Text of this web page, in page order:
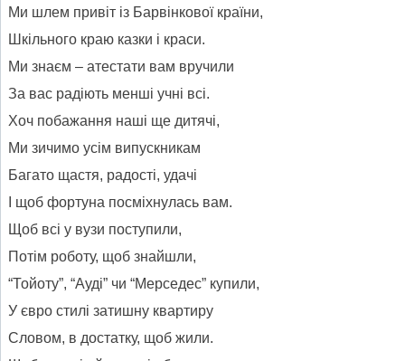
Ми шлем привіт із Барвінкової країни,
Шкільного краю казки і краси.
Ми знаєм – атестати вам вручили
За вас радіють менші учні всі.
Хоч побажання наші ще дитячі,
Ми зичимо усім випускникам
Багато щастя, радості, удачі
І щоб фортуна посміхнулась вам.
Щоб всі у вузи поступили,
Потім роботу, щоб знайшли,
“Тойоту”, “Ауді” чи “Мерседес” купили,
У євро стилі затишну квартиру
Словом, в достатку, щоб жили.